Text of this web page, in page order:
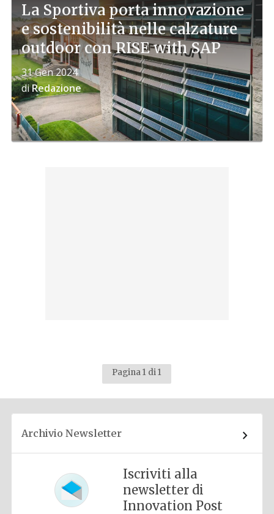
La Sportiva porta innovazione
e sostenibilità nelle calzature
outdoor con RISE with SAP
31 Gen 2024
diRedazione
Pagina 1 di 1
Archivio Newsletter
Iscriviti alla
newsletter di
Innovation Post